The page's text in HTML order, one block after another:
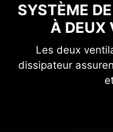
SYSTÈME
À DEUX
Les deux
dissipateur